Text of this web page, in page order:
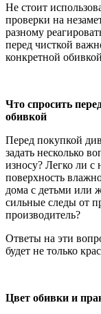
Не стоит
проверки на
разному
перед чисткой
конкретной
Что спросить
обивкой
Перед покупкой
задать несколько
износу? Легко ли с
поверхность
дома с детьми или
сильные следы от
производитель?
Ответы на эти
будет не только
Цвет обивки и